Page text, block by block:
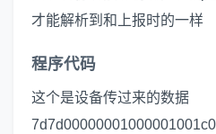
才能解析到和上报时的一样
程序代码
这个是设备传过来的数据